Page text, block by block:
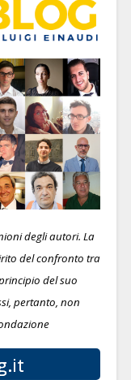
degli autori. La
del confronto tra
del suo
pertanto, non